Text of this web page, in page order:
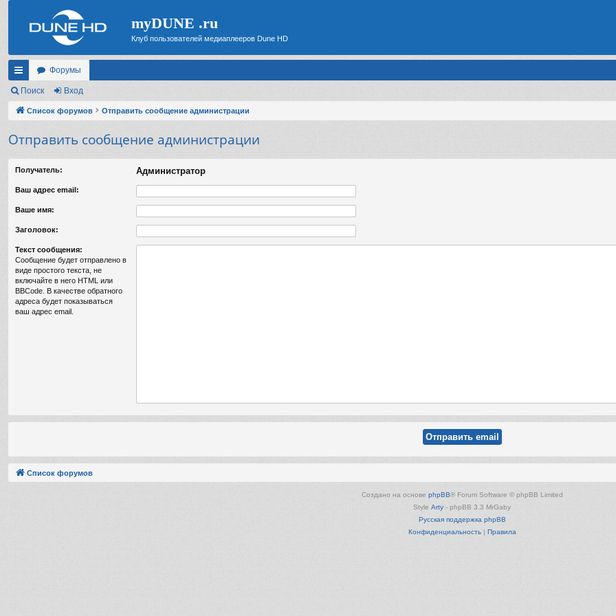
myDUNE .ru
Клуб пользователей медиаплееров Dune HD
с
ы
Форумы
Поиск Вход
Список форумов Отправить сообщение администрации
Отправить сообщение администрации
Получатель: Администратор
Ваш адрес email:
Ваше имя:
Заголовок:
Текст сообщения:
Сообщение будет отправлено в
виде простого текста, не
включайте в него HTML или
BBCode. В качестве обратного
адреса будет показываться
ваш адрес email.
Список форумов
Создано на основе phpBB® Forum Software © phpBB Limited
Style Arty - phpBB 3.3 MrGaby
Русская поддержка phpBB
Конфиденциальность| Правила